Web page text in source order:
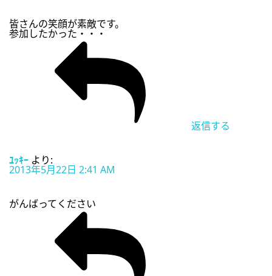
皆さんの笑顔が素敵です。
参加したかった・・・
返信する
ﾕｯｷｰ より:
2013年5月22日 2:41 AM
がんばってください